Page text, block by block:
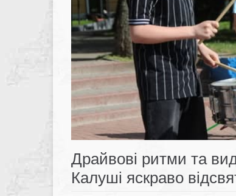
Драйвові ритми та
Калуші яскраво